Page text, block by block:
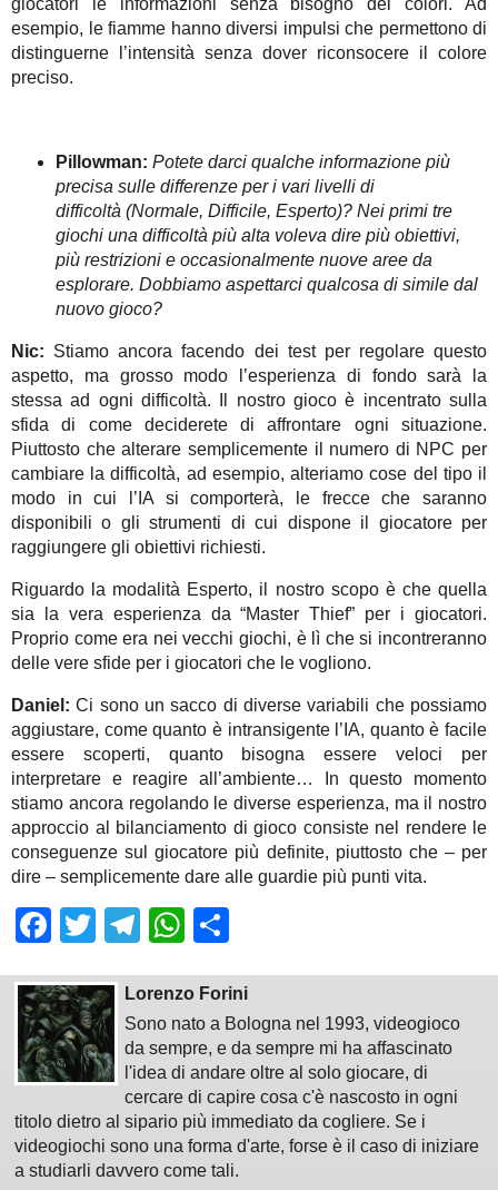
esempio, le fiamme hanno diversi impulsi che permettono di
distinguerne l’intensità senza dover riconsocere il colore
preciso.
Pillowman: Potete darci qualche informazione più
precisa sulle differenze per i vari livelli di
difficoltà (Normale, Difficile, Esperto)? Nei primi tre
giochi una difficoltà più alta voleva dire più obiettivi,
più restrizioni e occasionalmente nuove aree da
esplorare. Dobbiamo aspettarci qualcosa di simile dal
nuovo gioco?
Nic: Stiamo ancora facendo dei test per regolare questo
aspetto, ma grosso modo l’esperienza di fondo sarà la
stessa ad ogni difficoltà. Il nostro gioco è incentrato sulla
sfida di come deciderete di affrontare ogni situazione.
Piuttosto che alterare semplicemente il numero di NPC per
cambiare la difficoltà, ad esempio, alteriamo cose del tipo il
modo in cui l’IA si comporterà, le frecce che saranno
disponibili o gli strumenti di cui dispone il giocatore per
raggiungere gli obiettivi richiesti.
Riguardo la modalità Esperto, il nostro scopo è che quella
sia la vera esperienza da “Master Thief” per i giocatori.
Proprio come era nei vecchi giochi, è lì che si incontreranno
delle vere sfide per i giocatori che le vogliono.
Daniel: Ci sono un sacco di diverse variabili che possiamo
aggiustare, come quanto è intransigente l’IA, quanto è facile
essere scoperti, quanto bisogna essere veloci per
interpretare e reagire all’ambiente… In questo momento
stiamo ancora regolando le diverse esperienza, ma il nostro
approccio al bilanciamento di gioco consiste nel rendere le
conseguenze sul giocatore più definite, piuttosto che – per
dire – semplicemente dare alle guardie più punti vita.
Facebook
TwitterTelegram
WhatsApp
Lorenzo Forini
Sono nato a Bologna nel 1993, videogioco
da sempre, e da sempre mi ha affascinato
l'idea di andare oltre al solo giocare, di
cercare di capire cosa c'è nascosto in ogni
titolo dietro al sipario più immediato da cogliere. Se i
videogiochi sono una forma d'arte, forse è il caso di iniziare
a studiarli davvero come tali.